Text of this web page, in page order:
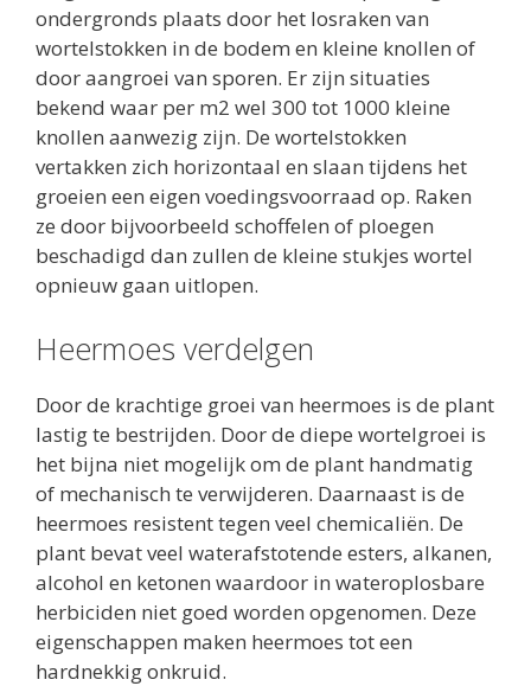
ondergronds plaats door het losraken van
wortelstokken in de bodem en kleine knollen of
door aangroei van sporen. Er zijn situaties
bekend waar per m2 wel 300 tot 1000 kleine
knollen aanwezig zijn. De wortelstokken
vertakken zich horizontaal en slaan tijdens het
groeien een eigen voedingsvoorraad op. Raken
ze door bijvoorbeeld schoffelen of ploegen
beschadigd dan zullen de kleine stukjes wortel
opnieuw gaan uitlopen.
Heermoes verdelgen
Door de krachtige groei van heermoes is de plant
lastig te bestrijden. Door de diepe wortelgroei is
het bijna niet mogelijk om de plant handmatig
of mechanisch te verwijderen. Daarnaast is de
heermoes resistent tegen veel chemicaliën. De
plant bevat veel waterafstotende esters, alkanen,
alcohol en ketonen waardoor in wateroplosbare
herbiciden niet goed worden opgenomen. Deze
eigenschappen maken heermoes tot een
hardnekkig onkruid.